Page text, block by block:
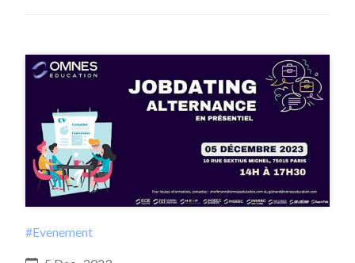
#Evenement